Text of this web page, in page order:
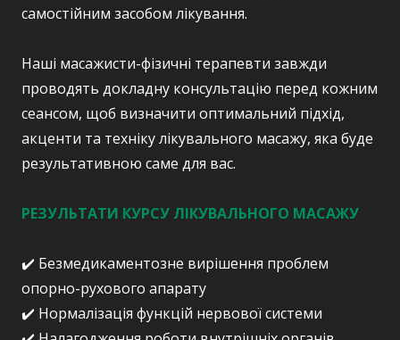
самостійним засобом лікування.
Наші масажисти-фізичні терапевти завжди
проводять докладну консультацію перед кожним
сеансом, щоб визначити оптимальний підхід,
акценти та техніку лікувального масажу, яка буде
результативною саме для вас.
РЕЗУЛЬТАТИ КУРСУ ЛІКУВАЛЬНОГО МАСАЖУ
✔️ Безмедикаментозне вирішення проблем
опорно-рухового апарату
✔️ Нормалізація функцій нервової системи